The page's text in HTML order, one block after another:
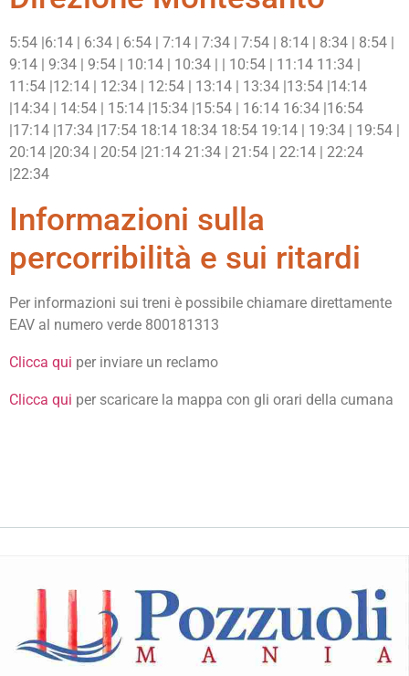
5:54 |6:14 | 6:34 | 6:54 | 7:14 | 7:34 | 7:54 | 8:14 | 8:34 | 8:54 |
9:14 | 9:34 | 9:54 | 10:14 | 10:34 | | 10:54 | 11:14 11:34 |
11:54 |12:14 | 12:34 | 12:54 | 13:14 | 13:34 |13:54 |14:14
|14:34 | 14:54 | 15:14 |15:34 |15:54 | 16:14 16:34 |16:54
|17:14 |17:34 |17:54 18:14 18:34 18:54 19:14 | 19:34 | 19:54 |
20:14 |20:34 | 20:54 |21:14 21:34 | 21:54 | 22:14 | 22:24
|22:34
Informazioni sulla
percorribilità e sui ritardi
Per informazioni sui treni è possibile chiamare direttamente
EAV al numero verde 800181313
Clicca qui per inviare un reclamo
Clicca qui per scaricare la mappa con gli orari della cumana